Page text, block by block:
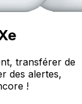
transférer de
des alertes,
!